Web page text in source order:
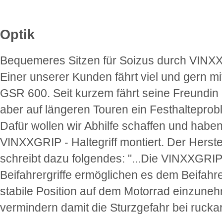
Optik
Bequemeres Sitzen für Soizus durch
Einer unserer Kunden fährt viel und gern
GSR 600. Seit kurzem fährt seine Freundin
aber auf längeren Touren ein
Dafür wollen wir Abhilfe schaffen und
VINXXGRIP - Haltegriff montiert. Der
schreibt dazu folgendes: "...Die
Beifahrergriffe ermöglichen es dem
stabile Position auf dem Motorrad
vermindern damit die Sturzgefahr bei